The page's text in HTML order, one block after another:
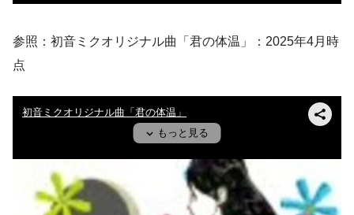
参照：初音ミクオリジナル曲「君の体温」：2025年4月時
点